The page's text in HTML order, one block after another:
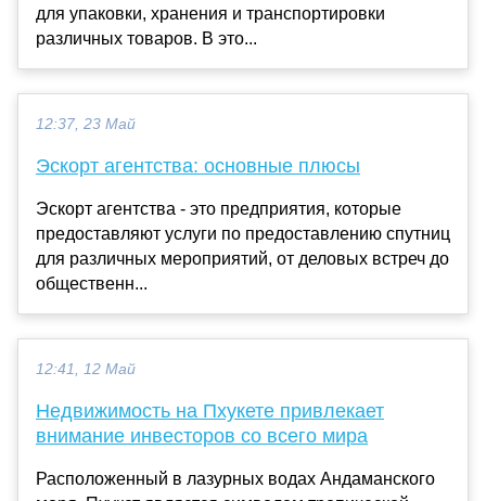
для упаковки, хранения и транспортировки
различных товаров. В это...
12:37, 23 Май
Эскорт агентства: основные плюсы
Эскорт агентства - это предприятия, которые
предоставляют услуги по предоставлению спутниц
для различных мероприятий, от деловых встреч до
общественн...
12:41, 12 Май
Недвижимость на Пхукете привлекает
внимание инвесторов со всего мира
Расположенный в лазурных водах Андаманского